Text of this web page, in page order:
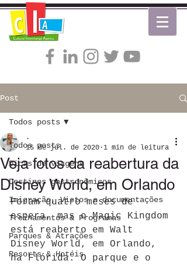
Post
Todos posts
Dicas de viagens
Destinos gastronômicos
Imigração, Vistos e documentações
Treinamentos & Programas
Parques & Atrações
Resorts & Hotéis
Todos posts
Veja fotos da reabertura da
Disney World, em Orlando
.
15 de jul. de 2020 1 min de leitura
Foram quatro meses de
espera, mas o Magic Kingdom
está reaberto em Walt
Disney World, em Orlando,
na Flórida. O parque e o